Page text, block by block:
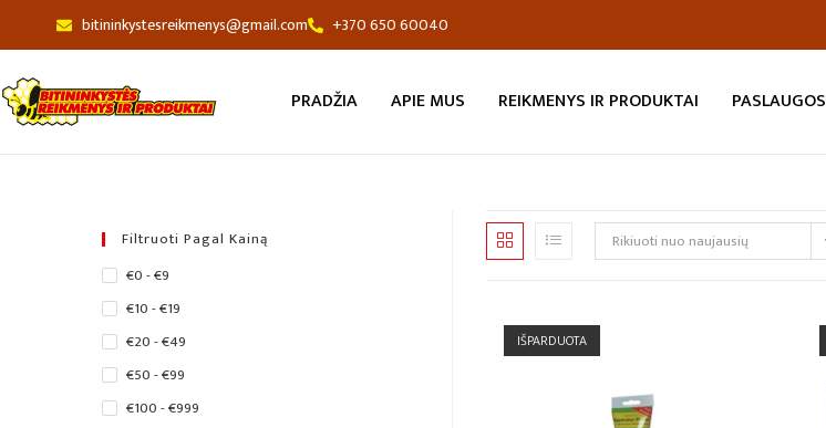
bitininkystesreikmenys@gmail.com +370 650 60040
PRADŽIA APIE MUS REIKMENYS IR PRODUKTAI PASLAUGOS
Rikiuoti nuo naujausių
IŠPARDUOTA
Filtruoti Pagal Kainą
€0 - €9
€10 - €19
€20 - €49
€50 - €99
€100 - €999